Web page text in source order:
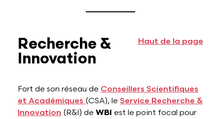
Haut de la page
Recherche &
Innovation
Fort de son réseau de Conseillers Scientifiques
et Académiques (CSA), le Service Recherche &
Innovation (R&I) de WBI est le point focal pour